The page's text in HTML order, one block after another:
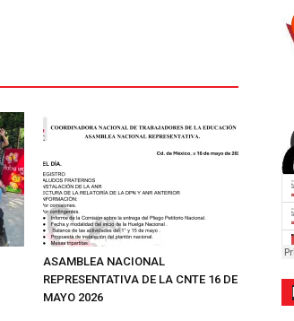
ASAMBLEA NACIONAL
REPRESENTATIVA DE LA CNTE 16 DE
MAYO 2026